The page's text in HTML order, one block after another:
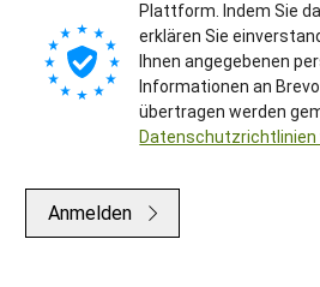
Plattform. Indem Sie
erklären Sie
Ihnen angegebenen
Informationen an
übertragen werden
Datenschutzrichtlinien
Anmelden